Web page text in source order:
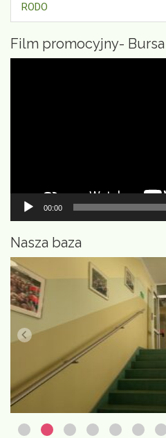
RODO
Film promocyjny- Bursa
00:00
Nasza baza